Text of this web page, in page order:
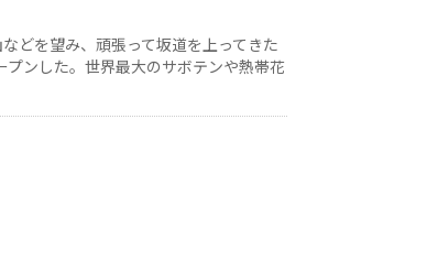
どを望み、頑張って坂道を上ってきた
ンした。世界最大のサボテンや熱帯花